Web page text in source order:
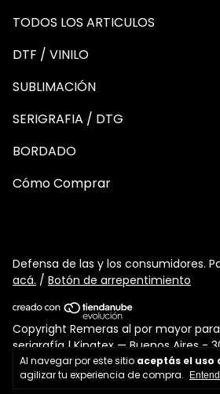
Al navegar por este sitio aceptás el uso
agilizar tu experiencia de compra.
TODOS LOS ARTICULOS
DTF / VINILO
SUBLIMACIÓN
SERIGRAFIA / DTG
BORDADO
Cómo Comprar
Defensa de las y los consumidores.
acá. / Botón de arrepentimiento
Copyright Remeras al por mayor
serigrafía | Kingtex — Buenos Aires -
Todos los derechos reservados.